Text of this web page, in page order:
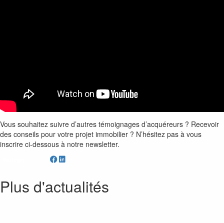
Vous souhaitez suivre d’autres témoignages d’acquéreurs ? Recevoir
des conseils pour votre projet immobilier ? N’hésitez pas à vous
inscrire ci-dessous à notre newsletter.
Plus d'actualités